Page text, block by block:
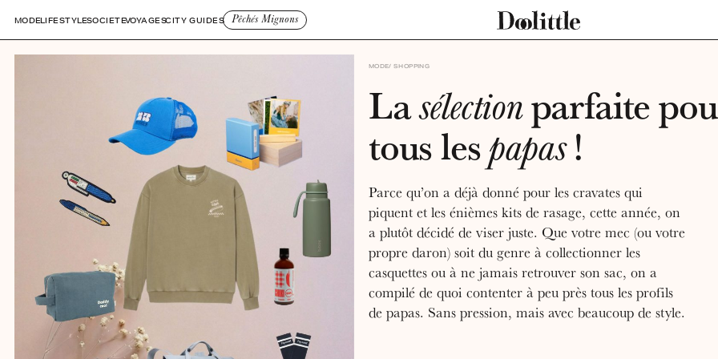
MODELIFESTYLESOCIETEVOYAGESCITY GUIDES Pêchés Mignons
MODE SHOPPING
Lasélectionparfaite
tous lespapas!
Parce qu’on a déjà donné pour les cravates qui
piquent et les énièmes kits de rasage, cette année, on
a plutôt décidé de viser juste. Que votre mec (ou votre
propre daron) soit du genre à collectionner les
casquettes ou à ne jamais retrouver son sac, on a
compilé de quoi contenter à peu près tous les profils
de papas. Sans pression, mais avec beaucoup de style.